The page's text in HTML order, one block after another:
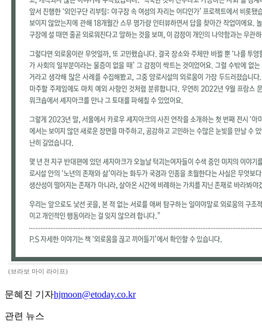
(브라보 마이 라이프)
문혜진 기자hjmoon@etoday.co.kr
관련 뉴스